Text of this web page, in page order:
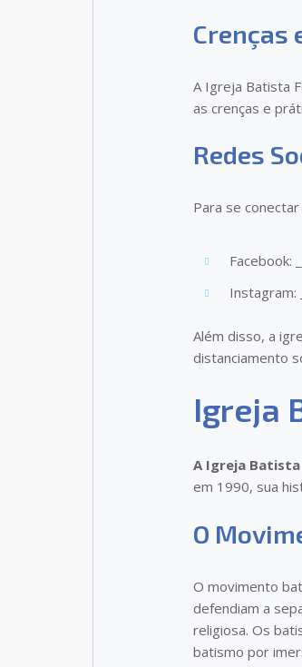
Crenças
A Igreja Batista
as crenças e
Redes
Para se
Facebook:
Instagram:
Além disso, a
distanciamento
Igreja
A Igreja
em 1990, sua
O
O movimento
defendiam a
religiosa. Os
batismo por